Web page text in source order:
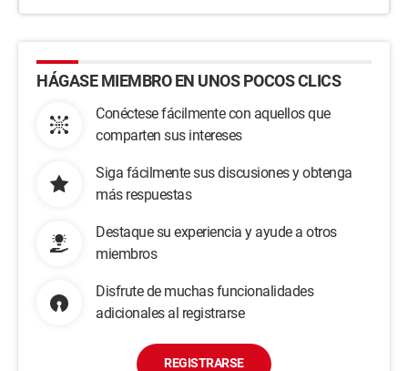
HÁGASE MIEMBRO EN UNOS POCOS CLICS
Conéctese fácilmente con aquellos que
comparten sus intereses
Siga fácilmente sus discusiones y obtenga
más respuestas
Destaque su experiencia y ayude a otros
miembros
Disfrute de muchas funcionalidades
adicionales al registrarse
REGISTRARSE